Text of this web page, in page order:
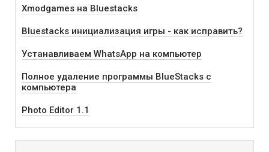
Xmodgames на Bluestacks
Bluestacks инициализация игры - как исправить?
Устанавливаем WhatsApp на компьютер
Полное удаление программы BlueStacks с
компьютера
Photo Editor 1.1